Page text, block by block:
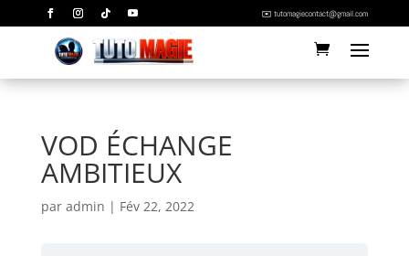
✉️ tutomagiecontact@gmail.com
VOD ÉCHANGE
AMBITIEUX
par admin | Fév 22, 2022